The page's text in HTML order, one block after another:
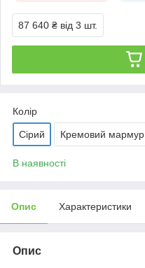
87 640 ₴ від 3 шт.
Колір
Сірий Кремовий мармур
В наявності
Опис Характеристики
Опис